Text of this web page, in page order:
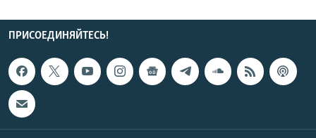
ПРИСОЕДИНЯЙТЕСЬ!